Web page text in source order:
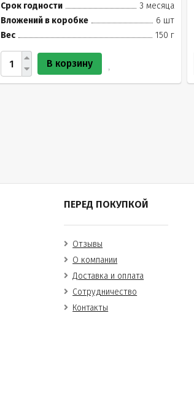
Срок годности
3 месяца
Вложений в коробке
6 шт
Вес
150 г
В корзину
ПЕРЕД ПОКУПКОЙ
Отзывы
О компании
Доставка и оплата
Сотрудничество
Контакты